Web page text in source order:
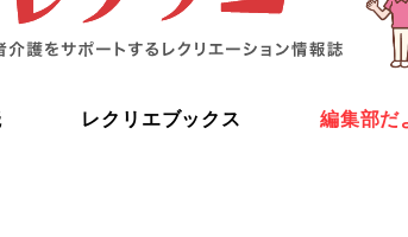
レクリエブックス 編集部だ